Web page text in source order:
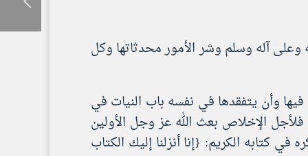
آله وسلم وشر الأمور محدثاتها وكل
وأن يتفقدها في نفسه باب النيات في
الإخلاص بعث الله عز وجل الأولين
كتابه الكريم: {إنا أنزلنا إليك الكتاب